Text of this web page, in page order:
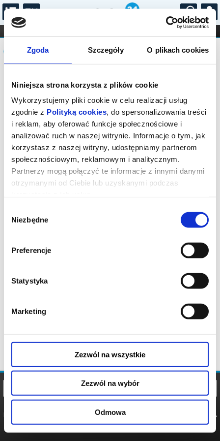
Zgoda Szczegóły O plikach cookies
Niniejsza strona korzysta z plików cookie
Wykorzystujemy pliki cookie w celu realizacji usług
zgodnie z Polityką cookies, do spersonalizowania treści
i reklam, aby oferować funkcje społecznościowe i
analizować ruch w naszej witrynie. Informacje o tym, jak
korzystasz z naszej witryny, udostępniamy partnerom
społecznościowym, reklamowym i analitycznym.
Partnerzy mogą połączyć te informacje z innymi danymi
otrzymanymi od Ciebie lub uzyskanymi podczas
zgody
Niezbędne
Preferencje
Statystyka
Marketing
Zezwól na wszystkie
Zezwól na wybór
Odmowa
...
FILHARMONIA OPERA I BALET
STAND-UP
DLA DZIECI
Komunikat
Sprzedaż biletów na niniejsze
wydarzenie została zakończona. Zapytaj
w Kasie instytucji o dostępność biletów
na wydarzenie.
POLITYKA
POLITYKA